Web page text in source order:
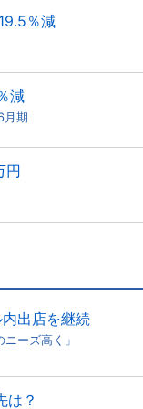
％減
減
月期
円
出店を継続
ーズ高く」
は？